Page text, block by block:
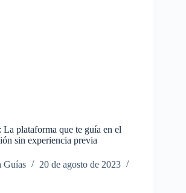
plataforma que te guía en el
sin experiencia previa
Guías
20 de agosto de 2023